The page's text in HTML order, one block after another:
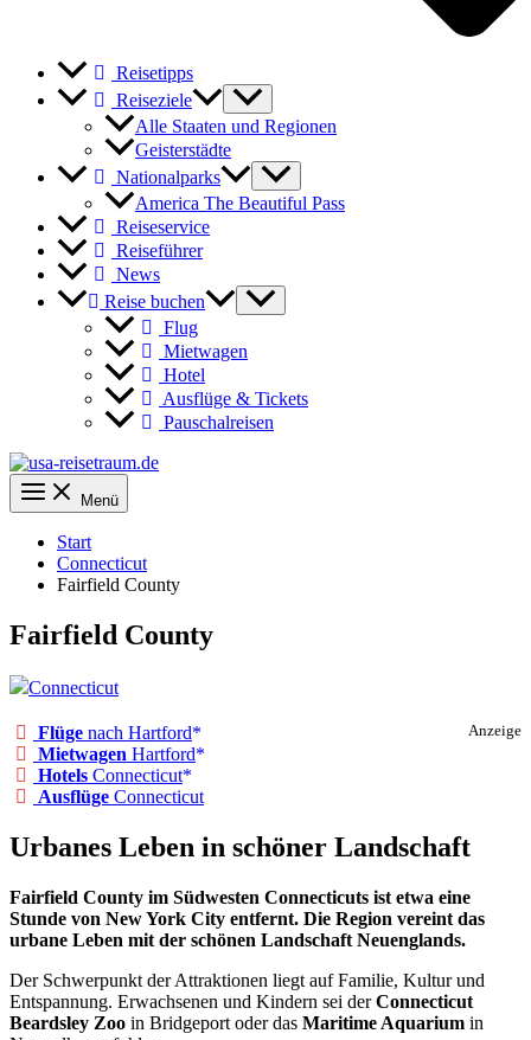
Reisetipps
Reiseziele
Alle Staaten und Regionen
Geisterstädte
Nationalparks
America The Beautiful Pass
Reiseservice
Reiseführer
News
Reise buchen
Flug
Mietwagen
Hotel
Ausflüge & Tickets
Pauschalreisen
Menü
Start
Connecticut
Fairfield County
Fairfield County
Connecticut
Anzeige
Flüge nach Hartford
Mietwagen Hartford
Hotels Connecticut
Ausflüge Connecticut
Urbanes Leben in schöner Landschaft
Fairfield County im Südwesten Connecticuts ist etwa eine
Stunde von New York City entfernt. Die Region vereint das
urbane Leben mit der schönen Landschaft Neuenglands.
Der Schwerpunkt der Attraktionen liegt auf Familie, Kultur und
Entspannung. Erwachsenen und Kindern sei derConnecticut
Beardsley Zoo in Bridgeport oder das Maritime Aquarium in